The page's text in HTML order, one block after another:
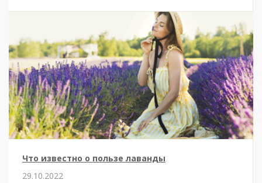
Что известно о пользе лаванды
29.10.2022